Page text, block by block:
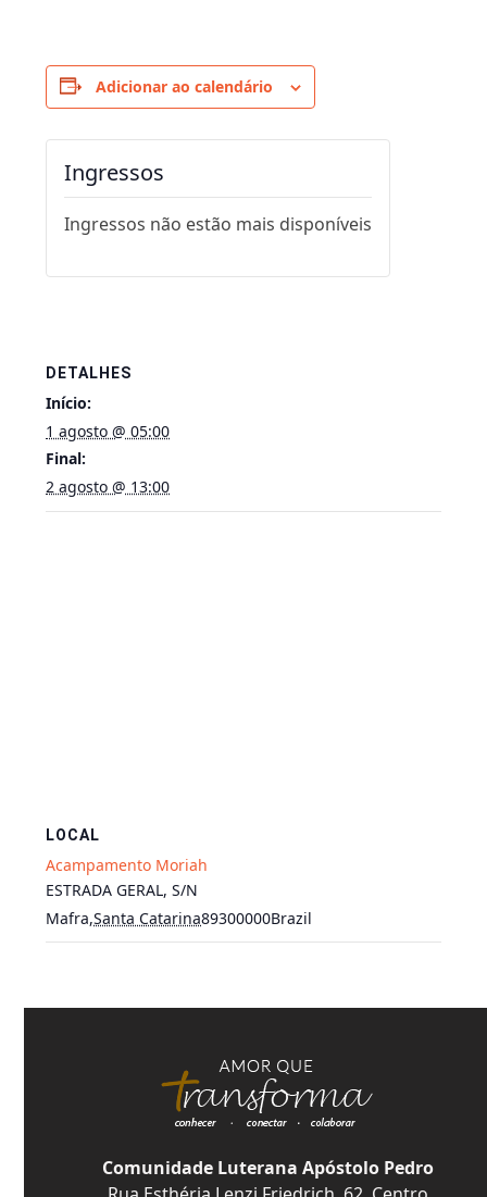
Adicionar ao calendário
DETALHES
Início:
1 agosto @ 05:00
Final:
2 agosto @ 13:00
LOCAL
Acampamento Moriah
ESTRADA GERAL, S/N
Mafra,Santa Catarina89300000Brazil
Ingressos
Ingressos não estão mais disponíveis
Comunidade Luterana Apóstolo Pedro